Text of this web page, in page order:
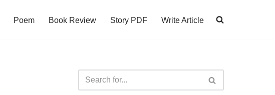
Poem Book Review Story PDF Write Article